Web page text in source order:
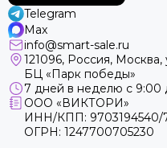
Telegram
Max
info@smart-sale.ru
121096, Россия,
БЦ «Парк победы»
7 дней в неделю с 9:00
ООО «ВИКТОРИ»
ИНН/КПП: 9703194540/
ОГРН: 1247700705230